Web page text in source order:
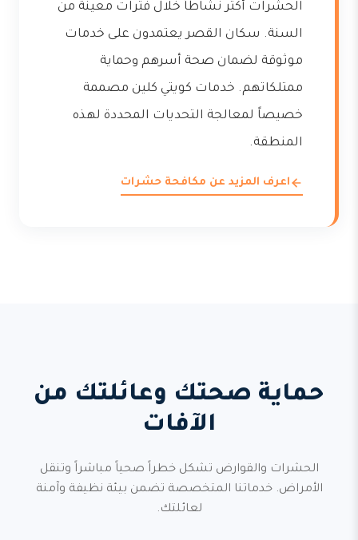
الحشرات أكثر نشاطاً خلال فترات معينة من
السنة. سكان القصر يعتمدون على خدمات
موثوقة لضمان صحة أسرهم وحماية
ممتلكاتهم. خدمات كويتي كلين مصممة
خصيصاً لمعالجة التحديات المحددة لهذه
المنطقة.
اعرف المزيد عن مكافحة حشرات
حماية صحتك وعائلتك من
الآفات
الحشرات والقوارض تشكل خطراً صحياً مباشراً وتنقل
الأمراض. خدماتنا المتخصصة تضمن بيئة نظيفة وآمنة
لعائلتك.